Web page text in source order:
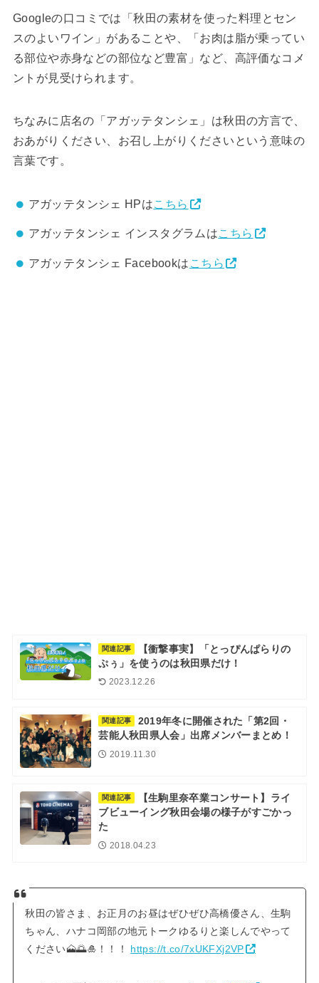
Googleの口コミでは「秋田の素材を使った料理とセン
スのよいワイン」があることや、「お肉は脂が乗ってい
る部位や赤身などの部位など豊富」など、高評価なコメ
ントが見受けられます。
ちなみに店名の「アガッテタンシェ」は秋田の方言で、
おあがりください、お召し上がりくださいという意味の
言葉です。
アガッテタンシェ HPはこちら
アガッテタンシェ インスタグラムはこちら
アガッテタンシェ Facebookは こちら
関連記事
【衝撃事実】「とっぴんぱらりの
ぷぅ」を使うのは秋田県だけ！
2023.12.26
関連記事
2019年冬に開催された「第2回・
芸能人秋田県人会」出席メンバーまとめ！
2019.11.30
関連記事
【生駒里奈卒業コンサート】ライ
ブビューイング秋田会場の様子がすごかっ
た
2018.04.23
秋田の皆さま、お正月のお昼はぜひぜひ高橋優さん、生駒
ちゃん、ハナコ岡部の地元トークゆるりと楽しんでやって
ください🗻🌅🎍！！！ https://t.co/7xUKFXj2VP